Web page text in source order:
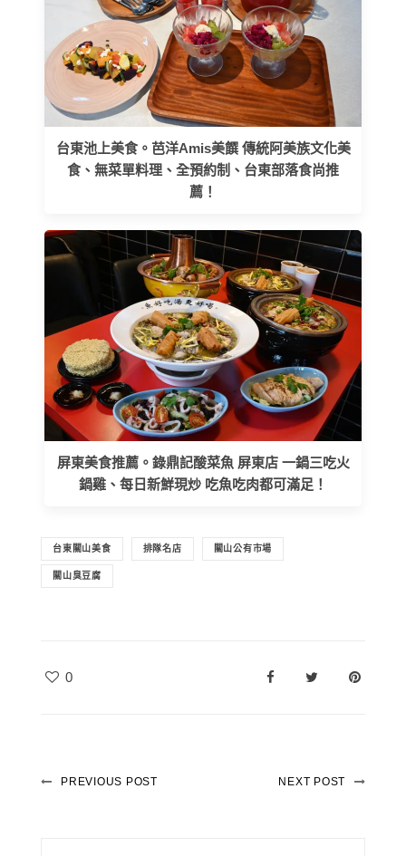
台東池上美食。芭洋Amis美饌 傳統阿美族文化美
食、無菜單料理、全預約制、台東部落食尚推
薦！
屏東美食推薦。錄鼎記酸菜魚 屏東店 一鍋三吃火
鍋雞、每日新鮮現炒 吃魚吃肉都可滿足！
台東關山美食 排隊名店 關山公有市場
關山臭豆腐
0
PREVIOUS POST NEXT POST